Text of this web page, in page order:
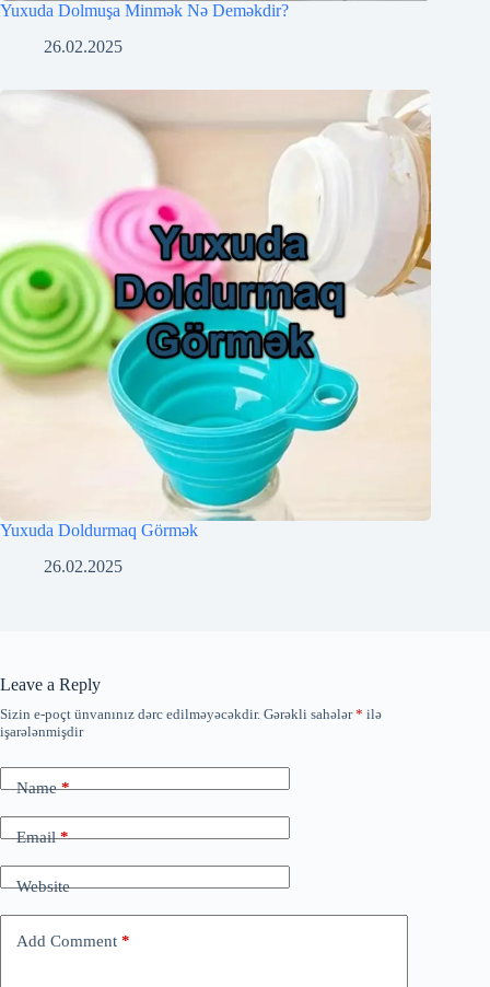
Yuxuda Dolmuşa Minmək Nə Deməkdir?
26.02.2025
Yuxuda Doldurmaq Görmək
26.02.2025
Leave a Reply
Sizin e-poçt ünvanınız dərc edilməyəcəkdir. Gərəkli sahələr* ilə
işarələnmişdir
Name*
Email*
Website
Add Comment *